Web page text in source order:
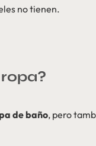
no tienen.
de baño, pero